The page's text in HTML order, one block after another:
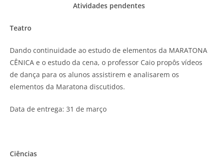
Atividades pendentes
Teatro
Dando continuidade ao estudo de elementos da MARATONA
CÊNICA e o estudo da cena, o professor Caio propôs vídeos
de dança para os alunos assistirem e analisarem os
elementos da Maratona discutidos.
Data de entrega: 31 de março
Ciências